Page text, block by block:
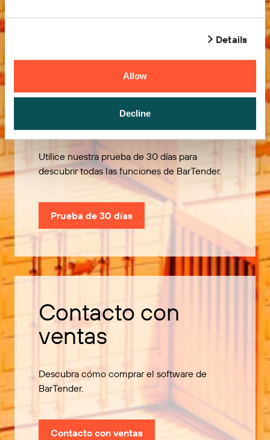
Details
Allow
Decline
Pruébelo gratis
Utilice nuestra prueba de 30 días para
descubrir todas las funciones de BarTender.
Prueba de 30 días
Contacto con
ventas
Descubra cómo comprar el software de
BarTender.
Contacto con ventas